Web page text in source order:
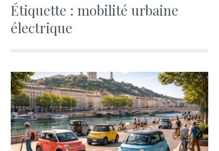
Étiquette : mobilité urbaine
électrique